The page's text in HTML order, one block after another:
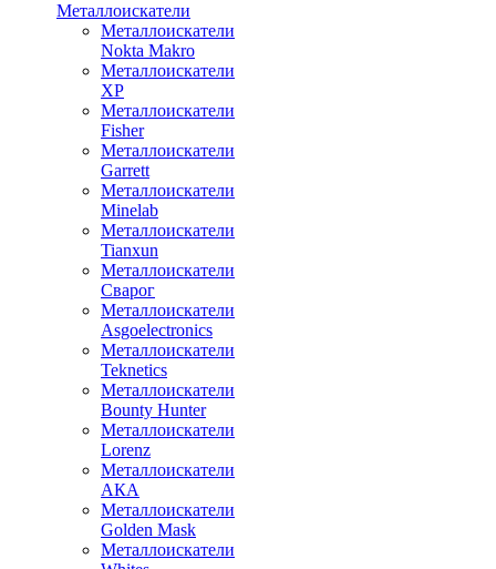
Металлоискатели
Металлоискатели
Nokta Makro
Металлоискатели
XP
Металлоискатели
Fisher
Металлоискатели
Garrett
Металлоискатели
Minelab
Металлоискатели
Tianxun
Металлоискатели
Сварог
Металлоискатели
Asgoelectronics
Металлоискатели
Teknetics
Металлоискатели
Bounty Hunter
Металлоискатели
Lorenz
Металлоискатели
АКА
Металлоискатели
Golden Mask
Металлоискатели